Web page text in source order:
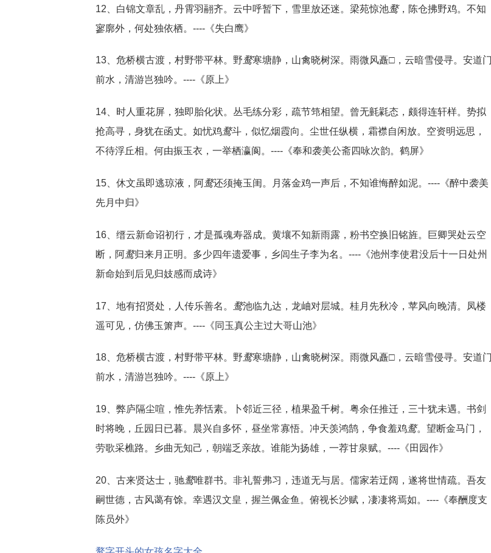
12、白锦文章乱，丹霄羽翮齐。云中呼暂下，雪里放还迷。梁苑惊池鹜，陈仓拂野鸡。不知
寥廓外，何处独依栖。----《失白鹰》
13、危桥横古渡，村野带平林。野鹜寒塘静，山禽晓树深。雨微风矗□，云暗雪侵寻。安道门
前水，清游岂独吟。----《原上》
14、时人重花屏，独即胎化状。丛毛练分彩，疏节筇相望。曾无氃氋态，颇得连轩样。势拟
抢高寻，身犹在函丈。如忧鸡鹜斗，似忆烟霞向。尘世任纵横，霜襟自闲放。空资明远思，
不待浮丘相。何由振玉衣，一举栖瀛阆。----《奉和袭美公斋四咏次韵。鹤屏》
15、休文虽即逃琼液，阿鹜还须掩玉闺。月落金鸡一声后，不知谁悔醉如泥。----《醉中袭美
先月中归》
16、缙云新命诏初行，才是孤魂寿器成。黄壤不知新雨露，粉书空换旧铭旌。巨卿哭处云空
断，阿鹜归来月正明。多少四年遗爱事，乡闾生子李为名。----《池州李使君没后十一日处州
新命始到后见归妓感而成诗》
17、地有招贤处，人传乐善名。 鹜池临九达，龙岫对层城。桂月先秋冷，苹风向晚清。凤楼
遥可见，仿佛玉箫声。----《同玉真公主过大哥山池》
18、危桥横古渡，村野带平林。野鹜寒塘静，山禽晓树深。雨微风矗□，云暗雪侵寻。安道门
前水，清游岂独吟。----《原上》
19、弊庐隔尘喧，惟先养恬素。卜邻近三径，植果盈千树。粤余任推迁，三十犹未遇。书剑
时将晚，丘园日已暮。晨兴自多怀，昼坐常寡悟。冲天羡鸿鹄，争食羞鸡鹜。望断金马门，
劳歌采樵路。乡曲无知己，朝端乏亲故。谁能为扬雄，一荐甘泉赋。----《田园作》
20、古来贤达士，驰鹜唯群书。非礼誓弗习，违道无与居。儒家若迂阔，遂将世情疏。吾友
嗣世德，古风蔼有馀。幸遇汉文皇，握兰佩金鱼。俯视长沙赋，凄凄将焉如。----《奉酬度支
陈员外》